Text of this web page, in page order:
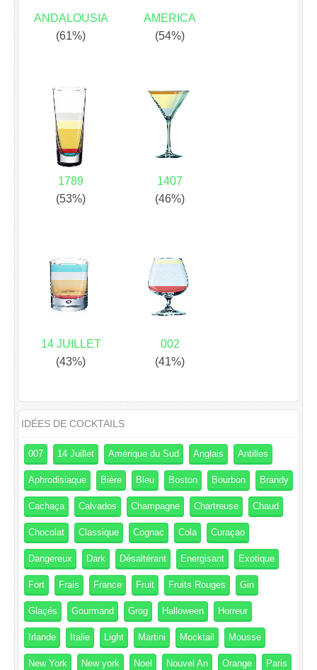
ANDALOUSIA
(61%)
AMERICA
(54%)
1789
(53%)
1407
(46%)
14 JUILLET
(43%)
002
(41%)
IDÉES DE COCKTAILS
007 14 Juillet Amérique du Sud Anglais Antilles
Aphrodisiaque Bière Bleu Boston Bourbon Brandy
Cachaça Calvados Champagne Chartreuse Chaud
Chocolat Classique Cognac Cola Curaçao
Dangereux Dark Désaltérant Energisant Exotique
Fort Frais France Fruit Fruits Rouges Gin
Glaçés Gourmand Grog Halloween Horreur
Irlande Italie Light Martini Mocktail Mousse
New York New york Noel Nouvel An Orange Paris